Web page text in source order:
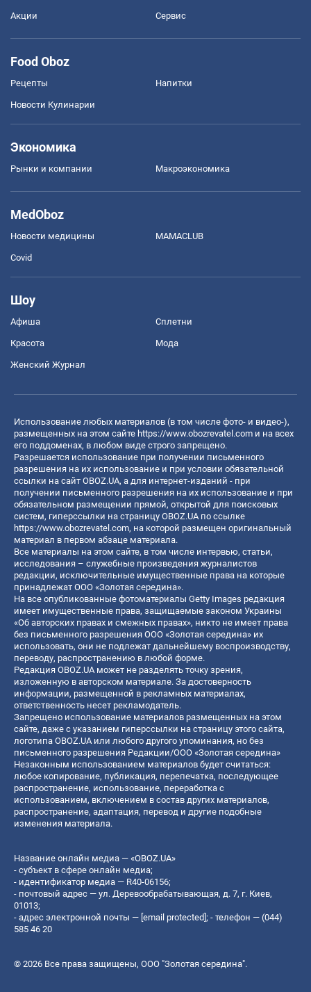
Акции Сервис
Food Oboz
Рецепты Напитки
Новости Кулинарии
Экономика
Рынки и компании Mакроэкономика
MedOboz
Новости медицины MAMACLUB
Covid
Шоу
Афиша Сплетни
Красота Мода
Женский Журнал
Использование любых материалов (в том числе фото- и видео-),
размещенных на этом сайте https://www.obozrevatel.com и на всех
его поддоменах, в любом виде строго запрещено.
Разрешается использование при получении письменного
разрешения на их использование и при условии обязательной
ссылки на сайт OBOZ.UA, а для интернет-изданий - при
получении письменного разрешения на их использование и при
обязательном размещении прямой, открытой для поисковых
систем, гиперссылки на страницу OBOZ.UA по ссылке
https://www.obozrevatel.com, на которой размещен оригинальный
материал в первом абзаце материала.
Все материалы на этом сайте, в том числе интервью, статьи,
исследования – служебные произведения журналистов
редакции, исключительные имущественные права на которые
принадлежат ООО «Золотая середина».
На все опубликованные фотоматериалы Getty Images редакция
имеет имущественные права, защищаемые законом Украины
«Об авторских правах и смежных правах», никто не имеет права
без письменного разрешения ООО «Золотая середина» их
использовать, они не подлежат дальнейшему воспроизводству,
переводу, распространению в любой форме.
Редакция OBOZ.UA может не разделять точку зрения,
изложенную в авторском материале. За достоверность
информации, размещенной в рекламных материалах,
ответственность несет рекламодатель.
Запрещено использование материалов размещенных на этом
сайте, даже с указанием гиперссылки на страницу этого сайта,
логотипа OBOZ.UA или любого другого упоминания, но без
письменного разрешения Редакции/ООО «Золотая середина»
Незаконным использованием материалов будет считаться:
любое копирование, публикация, перепечатка, последующее
распространение, использование, переработка с
использованием, включением в состав других материалов,
распространение, адаптация, перевод и другие подобные
изменения материала.
Название онлайн медиа — «OBOZ.UA»
- субъект в сфере онлайн медиа;
- идентификатор медиа — R40-06156;
- почтовый адрес — ул. Деревообрабатывающая, д. 7, г. Киев,
01013;
- адрес электронной почты — [email protected]; - телефон — (044)
585 46 20
© 2026 Все права защищены, ООО "Золотая середина".